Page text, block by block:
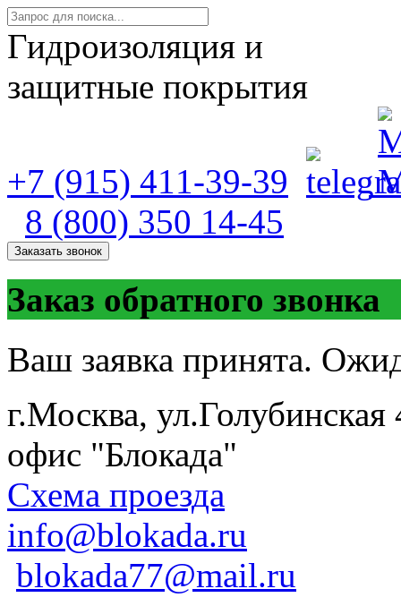
Гидроизоляция и
защитные покрытия
+7 (915) 411-39-39
8 (800) 350 14-45
Заказать звонок
Заказ обратного звонка
Ваш заявка принята.
г.Москва,
офис "Блокада"
Схема проезда
info@blokada.ru
blokada77@mail.ru